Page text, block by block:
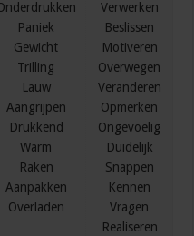
Paniek
Gewicht
Trilling
Lauw
Aangrijpen
Drukkend
Warm
Raken
Aanpakken
Overladen
Verwerken
Beslissen
Motiveren
Overwegen
Veranderen
Opmerken
Ongevoelig
Duidelijk
Snappen
Kennen
Vragen
Realiseren